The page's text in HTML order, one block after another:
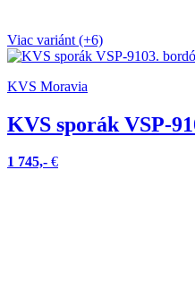
Viac variánt (+6)
KVS Moravia
KVS sporák VSP-
1 745,- €